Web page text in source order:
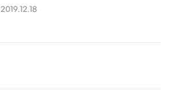
든 포르쉐 911, 타이칸 DNA...
2019.12.18